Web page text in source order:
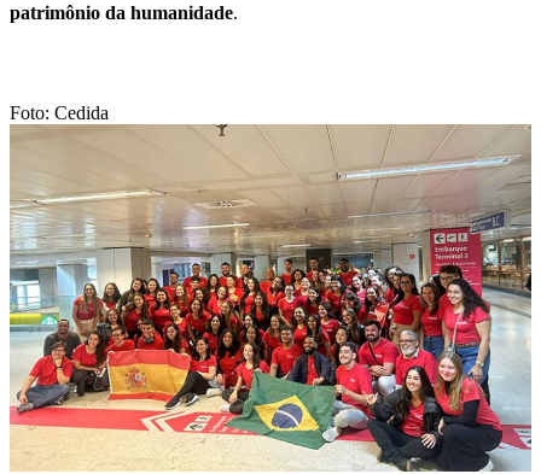
patrimônio da humanidade.
Foto: Cedida